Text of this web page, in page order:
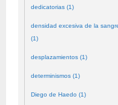
dedicatorias (1)
densidad excesiva de la
(1)
desplazamientos (1)
determinismos (1)
Diego de Haedo (1)